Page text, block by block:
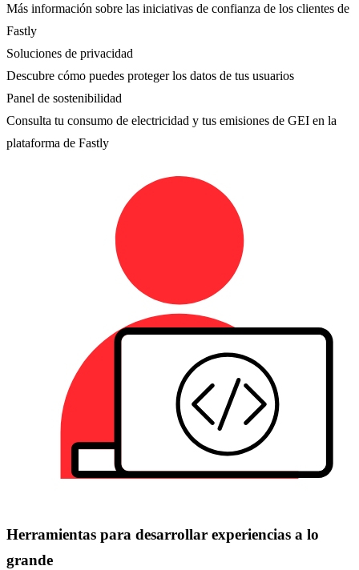
Más información sobre las iniciativas de confianza de los clientes de
Fastly
Soluciones de privacidad
Descubre cómo puedes proteger los datos de tus usuarios
Panel de sostenibilidad
Consulta tu consumo de electricidad y tus emisiones de GEI en la
plataforma de Fastly
Herramientas para desarrollar experiencias a lo
grande